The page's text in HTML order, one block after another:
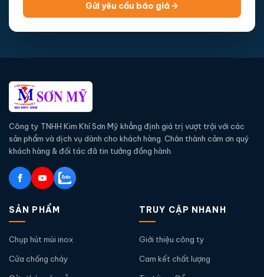
Gửi yêu cầu báo giá
Công ty TNHH Kim Khí Sơn Mỹ khẳng định giá trị vượt trội với các
sản phẩm và dịch vụ dành cho khách hàng. Chân thành cảm ơn quý
khách hàng & đối tác đã tin tưởng đồng hành.
SẢN PHẨM
Chụp hút mùi inox
Cửa chống cháy
TRUY CẬP NHANH
Giới thiệu công ty
Cam kết chất lượng